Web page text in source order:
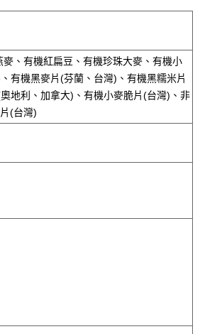
、有機紅扁豆、有機珍珠大麥、有機小
有機黑麥片(芬蘭、台灣)、有機黑糯米片
地利、加拿大)、有機小麥脆片(台灣)、非
(台灣)